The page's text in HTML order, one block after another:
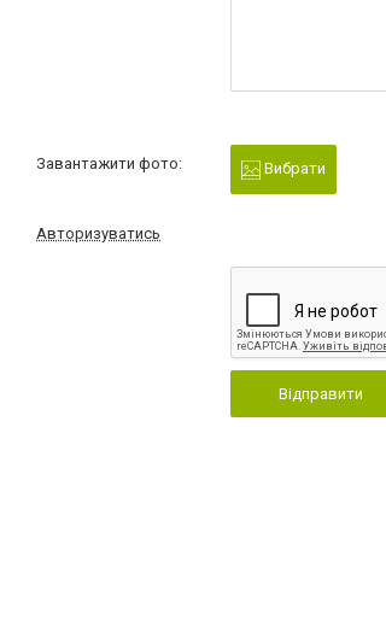
Завантажити фото: Вибрати
Авторизуватись
Відправити